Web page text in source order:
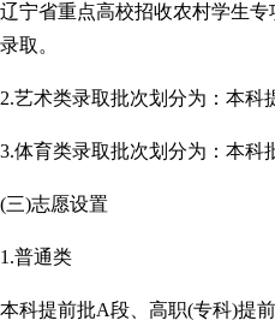
辽宁省重点高校招收农村学生
录取。
2.艺术类录取批次划分为：本科
3.体育类录取批次划分为：本科
(三)志愿设置
1.普通类
本科提前批A段、高职(专科)提